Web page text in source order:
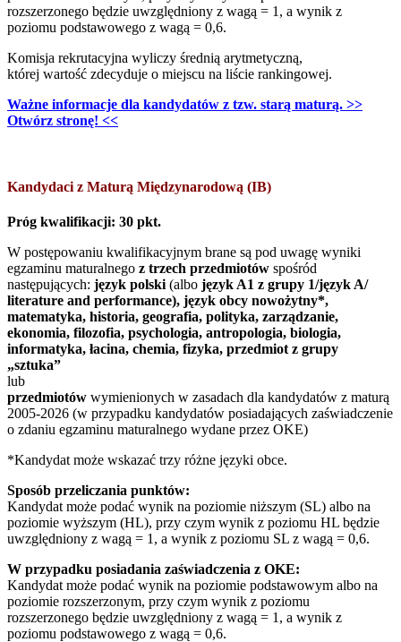
rozszerzonego będzie uwzględniony z wagą = 1, a wynik z
poziomu podstawowego z wagą = 0,6.
Komisja rekrutacyjna wyliczy średnią arytmetyczną,
której wartość zdecyduje o miejscu na liście rankingowej.
Ważne informacje dla kandydatów z tzw. starą maturą. >>
Otwórz stronę! <<
Kandydaci z Maturą Międzynarodową (IB)
Próg kwalifikacji: 30 pkt.
W postępowaniu kwalifikacyjnym brane są pod uwagę wyniki
egzaminu maturalnego z trzech przedmiotów spośród
następujących: język polski (albo język A1 z grupy 1/język A/
literature and performance), język obcy nowożytny*,
matematyka, historia, geografia, polityka, zarządzanie,
ekonomia, filozofia, psychologia, antropologia, biologia,
informatyka, łacina, chemia, fizyka, przedmiot z grupy
„sztuka”
lub
przedmiotów wymienionych w zasadach dla kandydatów z maturą
2005-2026 (w przypadku kandydatów posiadających zaświadczenie
o zdaniu egzaminu maturalnego wydane przez OKE)
*Kandydat może wskazać trzy różne języki obce.
Sposób przeliczania punktów:
Kandydat może podać wynik na poziomie niższym (SL) albo na
poziomie wyższym (HL), przy czym wynik z poziomu HL będzie
uwzględniony z wagą = 1, a wynik z poziomu SL z wagą = 0,6.
W przypadku posiadania zaświadczenia z OKE:
Kandydat może podać wynik na poziomie podstawowym albo na
poziomie rozszerzonym, przy czym wynik z poziomu
rozszerzonego będzie uwzględniony z wagą = 1, a wynik z
poziomu podstawowego z wagą = 0,6.